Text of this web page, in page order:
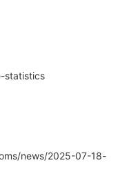
statistics
news/2025-07-18-